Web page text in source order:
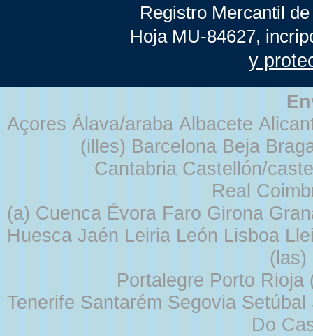
Registro Mercantil
Hoja MU-84627,
y
Açores Álava/araba Albacete
(illes) Barcelona Beja
Cantabria Castellón/
Real
(a) Cuenca Évora Faro Girona
Huesca Jaén Leiria León Lisboa
Portalegre Porto
Tenerife Santarém Segovia
Do